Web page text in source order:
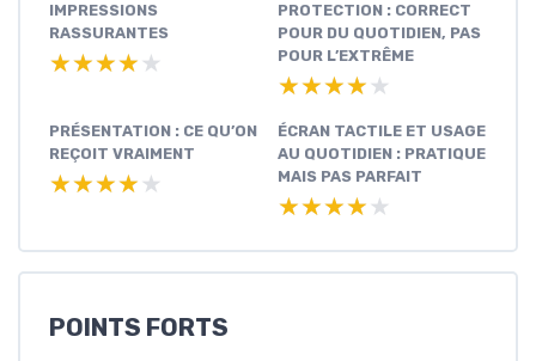
IMPRESSIONS
RASSURANTES
★★★★★
★★★★★
PROTECTION : CORRECT
POUR DU QUOTIDIEN, PAS
POUR L’EXTRÊME
★★★★★
★★★★★
PRÉSENTATION : CE QU’ON
REÇOIT VRAIMENT
★★★★★
★★★★★
ÉCRAN TACTILE ET USAGE
AU QUOTIDIEN : PRATIQUE
MAIS PAS PARFAIT
★★★★★
★★★★★
POINTS FORTS